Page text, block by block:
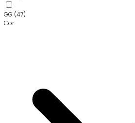
GG (47)
Cor